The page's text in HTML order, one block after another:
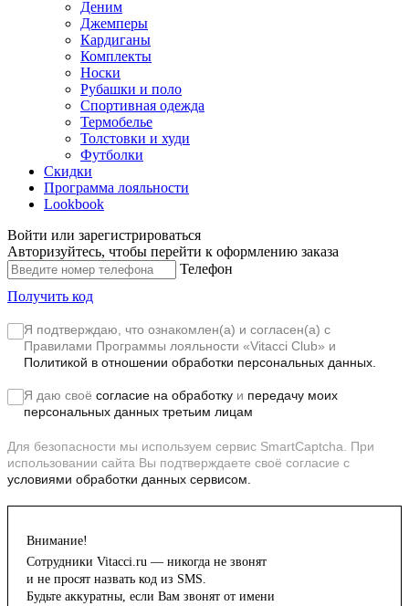
Деним
Джемперы
Кардиганы
Комплекты
Носки
Рубашки и поло
Спортивная одежда
Термобелье
Толстовки и худи
Футболки
Скидки
Программа лояльности
Lookbook
Войти или зарегистрироваться
Авторизуйтесь, чтобы перейти к оформлению заказа
Телефон
Получить код
Я подтверждаю, что ознакомлен(а) и согласен(а) с
Правилами Программы лояльности «Vitacci Club» и
Политикой в отношении обработки персональных данных.
Я даю своё согласие на обработку и передачу моих
персональных данных третьим лицам
Для безопасности мы используем сервис SmartCaptcha. При
использовании сайта Вы подтверждаете своё согласие с
условиями обработки данных сервисом.
Внимание!
Сотрудники Vitacci.ru — никогда не звонят
и не просят назвать код из SMS.
Будьте аккуратны, если Вам звонят от имени